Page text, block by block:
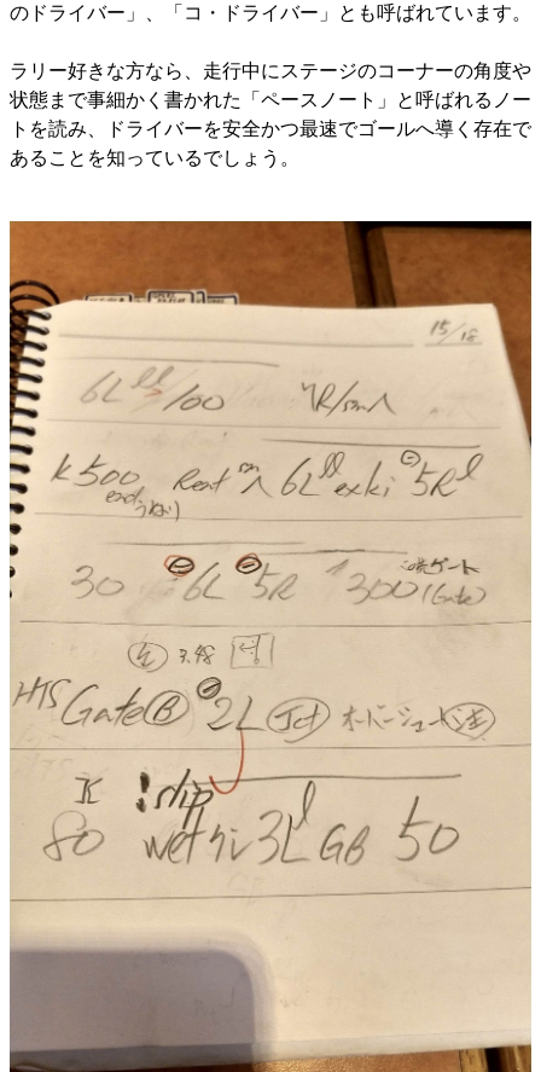
のドライバー」、「コ・ドライバー」とも呼ばれています。
ラリー好きな方なら、走行中にステージのコーナーの角度や
状態まで事細かく書かれた「ペースノート」と呼ばれるノー
トを読み、ドライバーを安全かつ最速でゴールへ導く存在で
あることを知っているでしょう。